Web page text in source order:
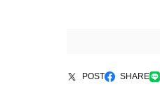
POST SHARE